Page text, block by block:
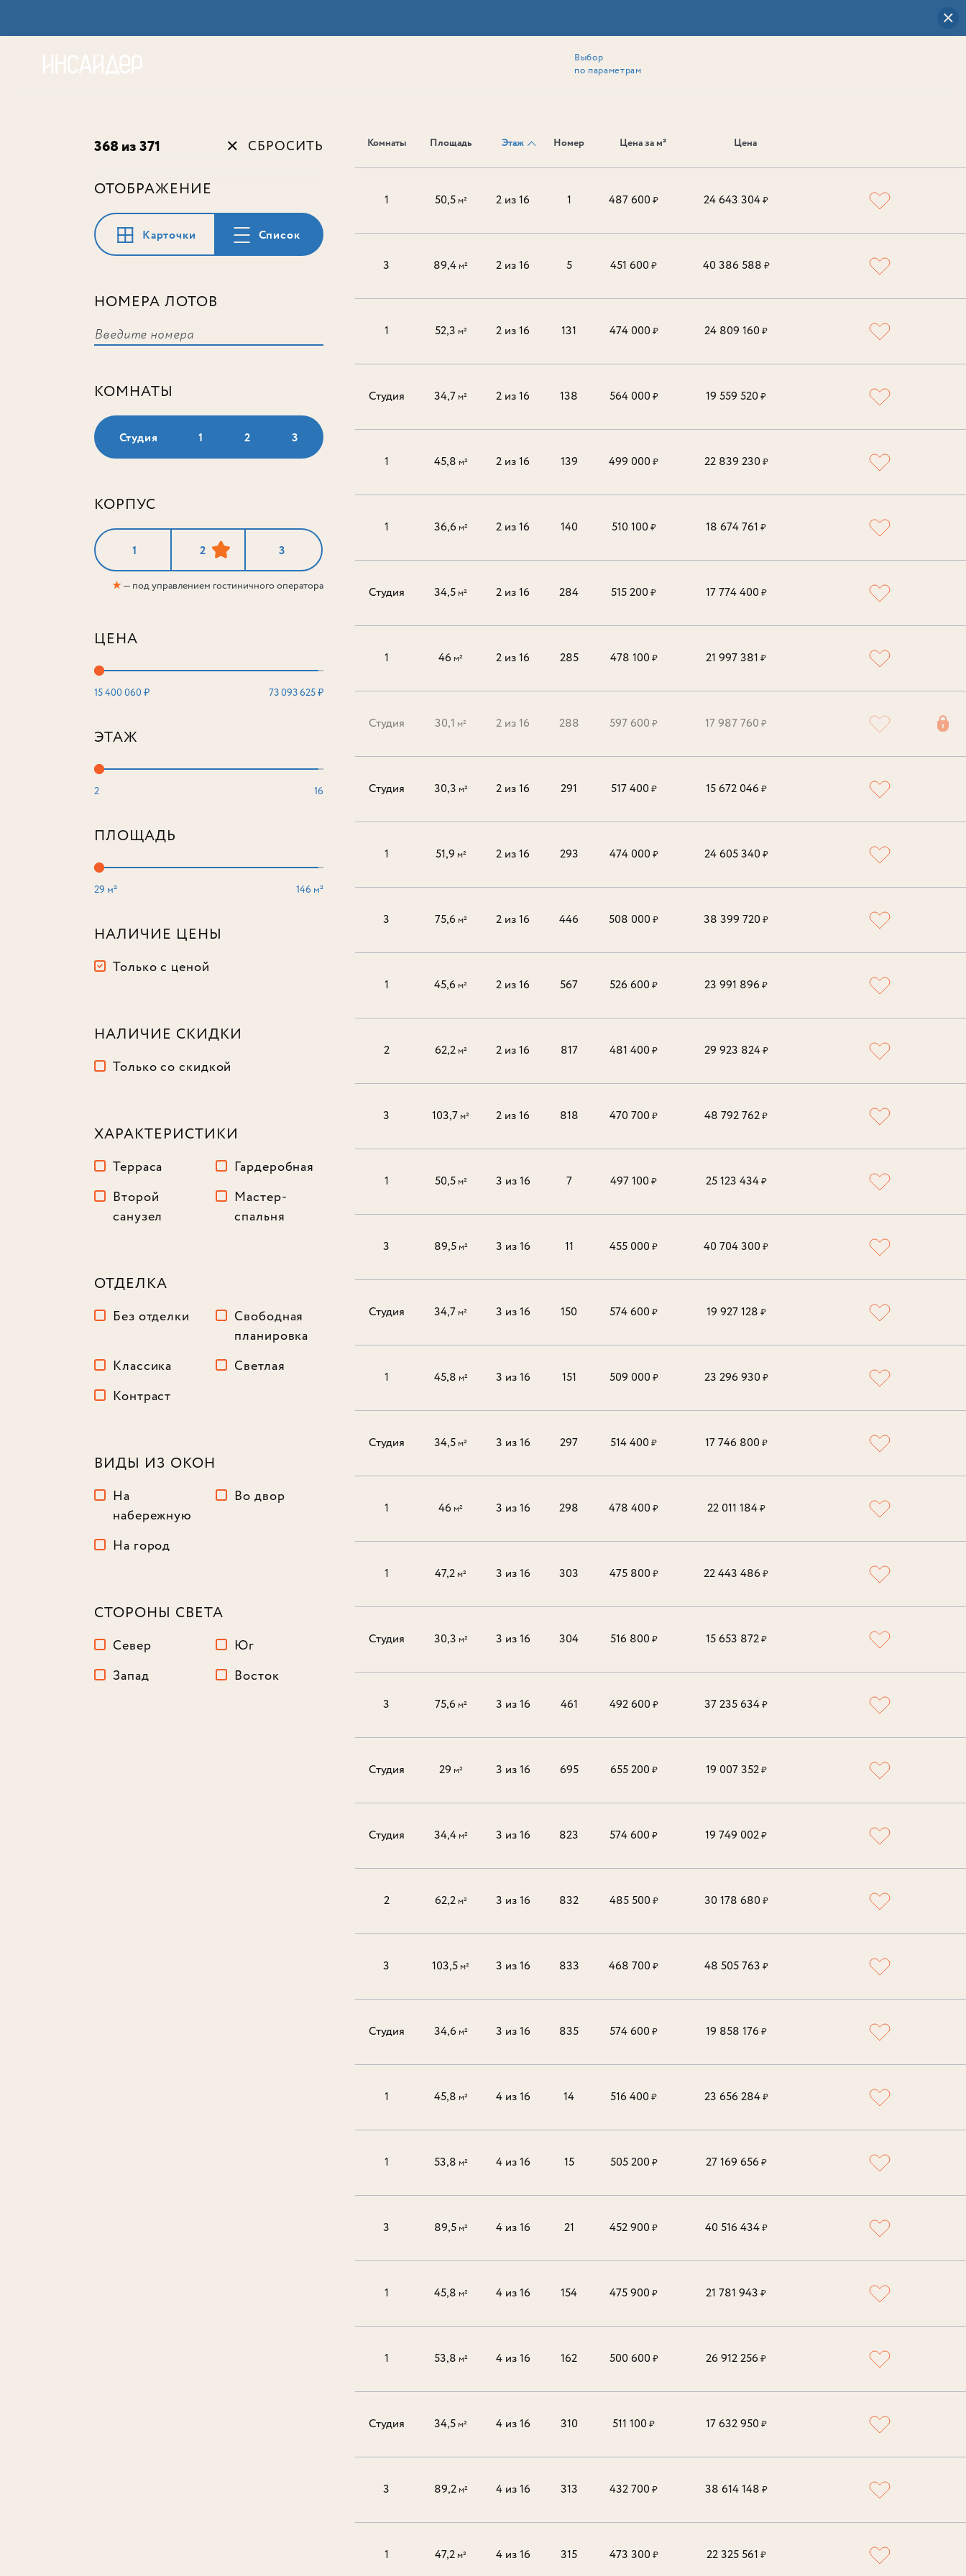
Выбор
по параметрам
368 из 371 СБРОСИТЬ
ОТОБРАЖЕНИЕ
Карточки Список
НОМЕРА ЛОТОВ
КОМНАТЫ
Студия 1 2 3
КОРПУС
1 2 3
★— под управлением гостиничного оператора
ЦЕНА
15 400 060 ₽ 73 093 625 ₽
ЭТАЖ
2 16
ПЛОЩАДЬ
29 м² 146 м²
НАЛИЧИЕ ЦЕНЫ
Только с ценой
НАЛИЧИЕ СКИДКИ
Только со скидкой
ХАРАКТЕРИСТИКИ
Терраса
Гардеробная
Второй
санузел
Мастер-
спальня
ОТДЕЛКА
Без отделки
Свободная
планировка
Классика
Светлая
Контраст
ВИДЫ ИЗ ОКОН
На
набережную
Во двор
На город
СТОРОНЫ СВЕТА
Север
Юг
Запад
Восток
Комнаты Площадь Этаж Номер Цена за м² Цена
1 50,5м² 2 из 16 1 487 600₽ 24 643 304₽
3 89,4 м² 2 из 16 5 451 600₽ 40 386 588 ₽
1 52,3 м² 2 из 16 131 474 000₽ 24 809 160₽
Студия 34,7 м² 2 из 16 138 564 000₽ 19 559 520₽
1 45,8 м² 2 из 16 139 499 000₽ 22 839 230₽
1 36,6м² 2 из 16 140 510 100₽ 18 674 761 ₽
Студия 34,5 м² 2 из 16 284 515 200₽ 17 774 400₽
1 46 м² 2 из 16 285 478 100₽ 21 997 381 ₽
Студия 30,1 м² 2 из 16 288 597 600 ₽ 17 987 760 ₽
Студия 30,3 м² 2 из 16 291 517 400₽ 15 672 046₽
1 51,9 м² 2 из 16 293 474 000₽ 24 605 340₽
3 75,6м² 2 из 16 446 508 000₽ 38 399 720₽
1 45,6 м² 2 из 16 567 526 600₽ 23 991 896₽
2 62,2м² 2 из 16 817 481 400₽ 29 923 824₽
3 103,7 м² 2 из 16 818 470 700₽ 48 792 762₽
1 50,5м² 3 из 16 7 497 100₽ 25 123 434₽
3 89,5м² 3 из 16 11 455 000₽ 40 704 300₽
Студия 34,7 м² 3 из 16 150 574 600₽ 19 927 128 ₽
1 45,8 м² 3 из 16 151 509 000₽ 23 296 930₽
Студия 34,5 м² 3 из 16 297 514 400₽ 17 746 800₽
1 46 м² 3 из 16 298 478 400₽ 22 011 184₽
1 47,2 м² 3 из 16 303 475 800₽ 22 443 486₽
Студия 30,3 м² 3 из 16 304 516 800₽ 15 653 872₽
3 75,6м² 3 из 16 461 492 600₽ 37 235 634₽
Студия 29 м² 3 из 16 695 655 200₽ 19 007 352₽
Студия 34,4м² 3 из 16 823 574 600₽ 19 749 002₽
2 62,2м² 3 из 16 832 485 500₽ 30 178 680₽
3 103,5 м² 3 из 16 833 468 700₽ 48 505 763 ₽
Студия 34,6м² 3 из 16 835 574 600₽ 19 858 176₽
1 45,8 м² 4 из 16 14 516 400₽ 23 656 284₽
1 53,8 м² 4 из 16 15 505 200₽ 27 169 656₽
3 89,5м² 4 из 16 21 452 900₽ 40 516 434₽
1 45,8 м² 4 из 16 154 475 900₽ 21 781 943 ₽
1 53,8 м² 4 из 16 162 500 600₽ 26 912 256₽
Студия 34,5 м² 4 из 16 310 511 100₽ 17 632 950₽
3 89,2м² 4 из 16 313 432 700₽ 38 614 148 ₽
1 47,2 м² 4 из 16 315 473 300₽ 22 325 561 ₽